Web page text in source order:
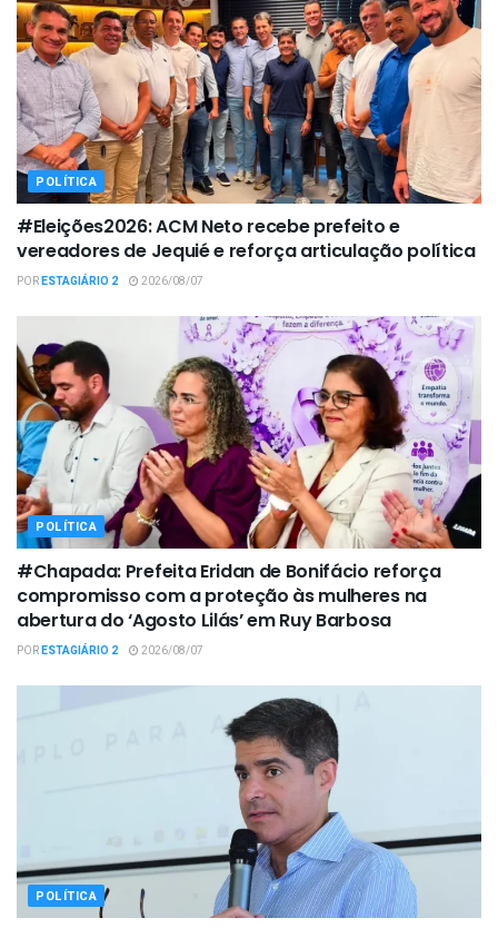
POLÍTICA
#Eleições2026: ACM Neto recebe prefeito e
vereadores de Jequié e reforça articulação política
PORESTAGIÁRIO 2 2026/08/07
POLÍTICA
#Chapada: Prefeita Eridan de Bonifácio reforça
compromisso com a proteção às mulheres na
abertura do ‘Agosto Lilás’ em Ruy Barbosa
PORESTAGIÁRIO 2 2026/08/07
POLÍTICA